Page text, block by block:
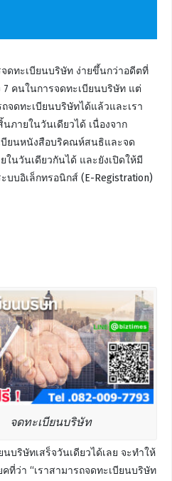
ดทะเบียนบริษัท ง่ายขึ้นกว่าอดีตที่
คนในการจดทะเบียนบริษัท แต่
จดทะเบียนบริษัทได้แล้วและเรา
ภายในวันเดียวได้ เนื่องจาก
บียนหนังสือบริคณห์สนธิและจด
นวันเดียวกันได้ และยังเปิดให้มี
บบอิเล็กทรอนิกส์ (E-Registration)
จดทะเบียนบริษัท
บริษัทเสร็จวันเดียวได้เลย จะทำให้
คที่ว่า “เราสามารถจดทะเบียนบริษัท